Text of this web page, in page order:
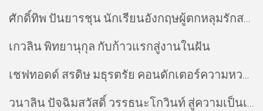
ศักดิ์ทิพ ปันยารชุน นักเรียนอังกฤษผู้ตกหลุมรักสวิส
เกวลิน พิทยานุกุล กับก้าวแรกสู่งานในฝัน
เชฟทอดด์ สรดิษ มธุรตรัย คอนดักเตอร์ความหวาน จินตนาการไร้ขีดจำกัด
วนาลิน ปัจฉิมสวัสดิ์ วรรธนะโกวินท์ สู่ความเป็นเลิศด้านการจัดอีเวนต์